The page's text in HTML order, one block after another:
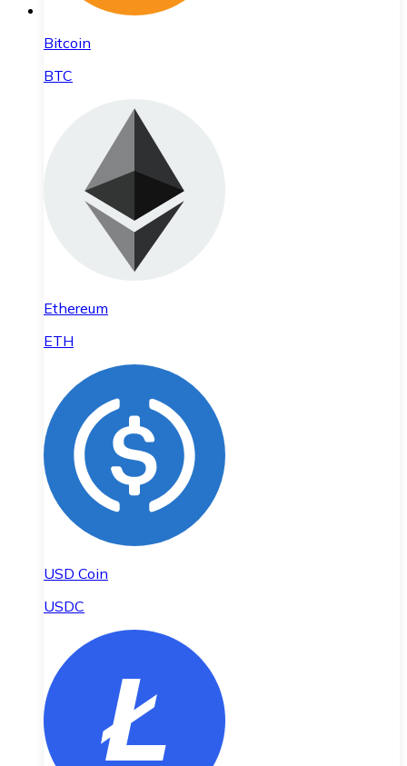
Bitcoin
BTC
Ethereum
ETH
USD Coin
USDC